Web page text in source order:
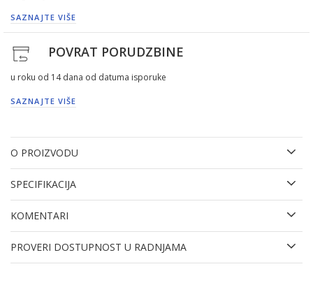
SAZNAJTE VIŠE
POVRAT PORUDZBINE
u roku od 14 dana od datuma isporuke
SAZNAJTE VIŠE
O PROIZVODU
SPECIFIKACIJA
KOMENTARI
PROVERI DOSTUPNOST U RADNJAMA